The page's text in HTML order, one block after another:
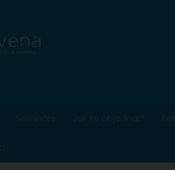
Semináře Jak se objednat?